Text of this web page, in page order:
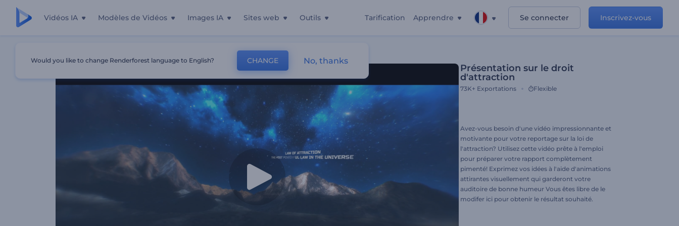
Vidéos IA Modèles de Vidéos Images IA Sites web Outils Tarification Apprendre Se connecter Inscrivez-vous
Présentation sur le droit
d'attraction
73K+ Exportations Flexible
Avez-vous besoin d'une vidéo impressionnante et
motivante pour votre reportage sur la loi de
l'attraction? Utilisez cette vidéo prête à l'emploi
pour préparer votre rapport complètement
pimenté! Exprimez vos idées à l'aide d'animations
attirantes visuellement qui garderont votre
auditoire de bonne humeur Vous êtes libre de le
modifer ici pour obtenir le résultat souhaité.
Would you like to change Renderforest language to English? CHANGE No, thanks